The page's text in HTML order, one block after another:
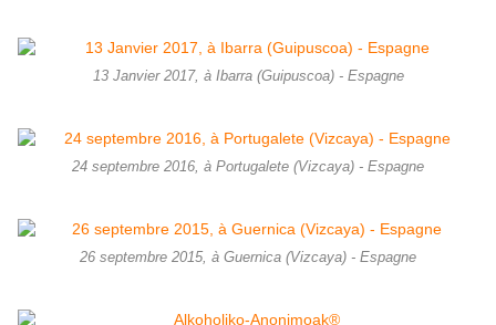
13 Janvier 2017, à Ibarra (Guipuscoa) - Espagne
24 septembre 2016, à Portugalete (Vizcaya) - Espagne
26 septembre 2015, à Guernica (Vizcaya) - Espagne